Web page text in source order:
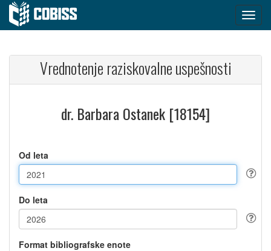
Vrednotenje raziskovalne uspešnosti
dr. Barbara Ostanek [18154]
Od leta
Do leta
Format bibliografske enote